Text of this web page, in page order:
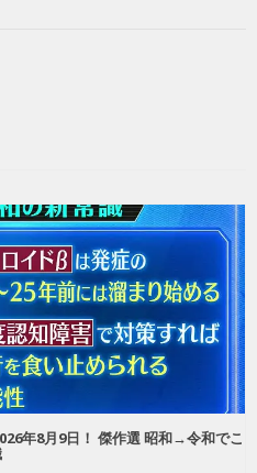
年8月9日！ 傑作選 昭和→令和でこ